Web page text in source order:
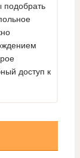
подобрать
доступ к